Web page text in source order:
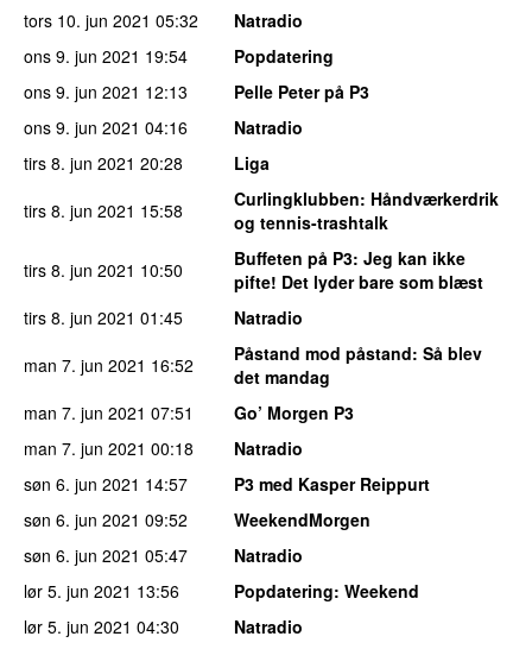
tors 10. jun 2021 05:32
Natradio
ons 9. jun 2021 19:54
Popdatering
ons 9. jun 2021 12:13
Pelle Peter på P3
ons 9. jun 2021 04:16
Natradio
tirs 8. jun 2021 20:28
Liga
tirs 8. jun 2021 15:58 Curlingklubben: Håndværkerdrik
og tennis-trashtalk
tirs 8. jun 2021 10:50 Buffeten på P3: Jeg kan ikke
pifte! Det lyder bare som blæst
tirs 8. jun 2021 01:45
Natradio
man 7. jun 2021 16:52 Påstand mod påstand: Så blev
det mandag
man 7. jun 2021 07:51
Go’ Morgen P3
man 7. jun 2021 00:18
Natradio
søn 6. jun 2021 14:57
P3 med Kasper Reippurt
søn 6. jun 2021 09:52
WeekendMorgen
søn 6. jun 2021 05:47
Natradio
lør 5. jun 2021 13:56 Popdatering: Weekend
lør 5. jun 2021 04:30
Natradio